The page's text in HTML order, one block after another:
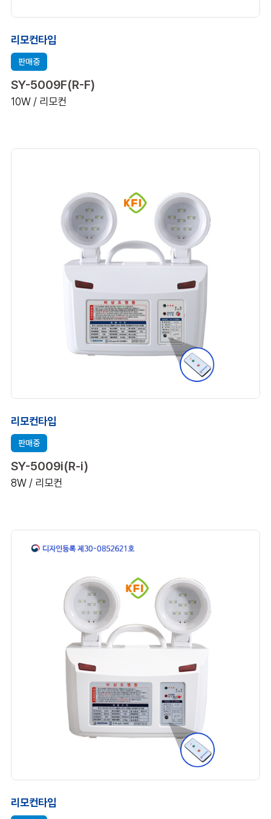
리모컨타입
판매중
SY-5009F(R-F)
10W / 리모컨
리모컨타입
판매중
SY-5009i(R-i)
8W / 리모컨
리모컨타입